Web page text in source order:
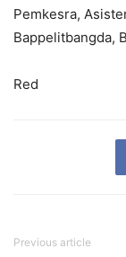
Pemkesra,
Bappelitbangda,
Red
Previous article